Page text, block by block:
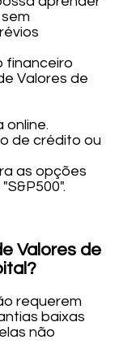
financeiro
Valores de
online.
de crédito ou
as opções
Valores de
requerem
baixas
não